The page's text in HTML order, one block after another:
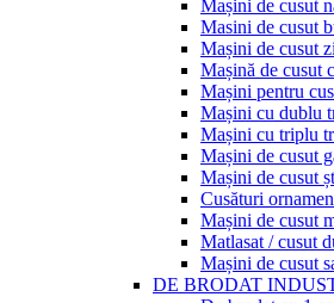
Mașini de cusut
Masini de cusut
Mașini de cusut
Mașină de cusut
Mașini pentru
Mașini cu dublu
Mașini cu triplu
Mașini de cusut
Mașini de cusut
Cusături
Mașini de cusut
Matlasat / cusut
Mașini de cusut
DE BRODAT